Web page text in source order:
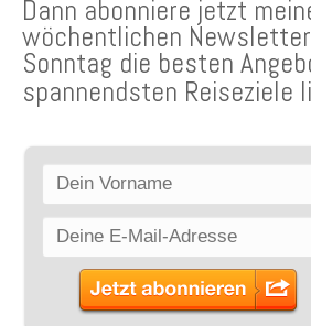
Dann abonniere jetzt
wöchentlichen
Sonntag die besten
spannendsten Reiseziele